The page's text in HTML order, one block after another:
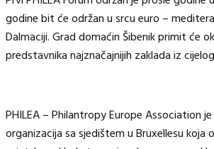
godine bit će održan u srcu euro –
Dalmaciji. Grad domaćin Šibenik primit će
predstavnika najznačajnijih zaklada iz
PHILEA – Philantropy Europe Association
organizacija sa sjedištem u Bruxellesu koja